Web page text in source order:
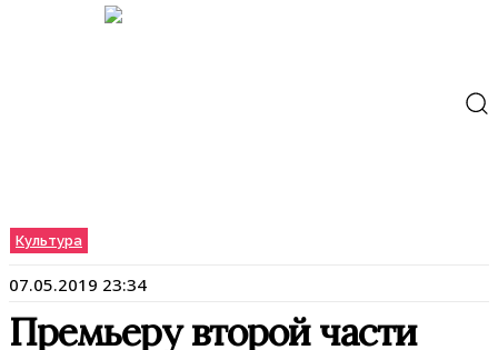
Культура
07.05.2019 23:34
Премьеру второй части